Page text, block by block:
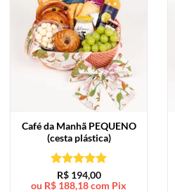
Café da Manhã PEQUENO
(cesta plástica)
Avaliação5
de 5
R$194,00
ou R$ 188,18com Pix